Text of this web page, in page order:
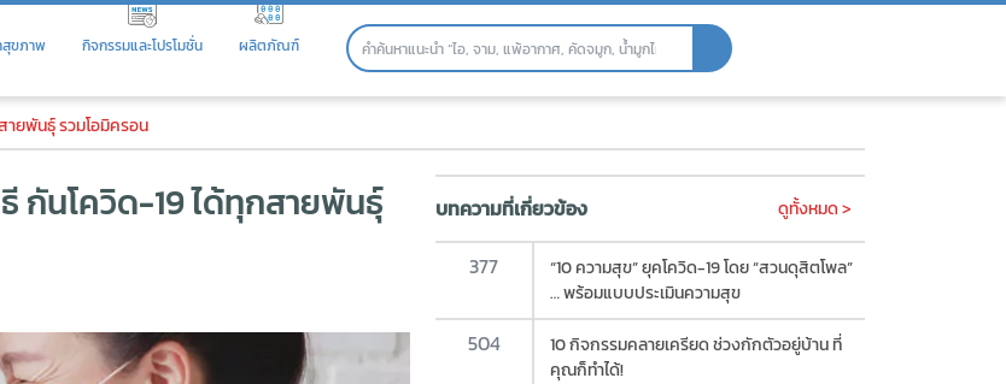
ขภาพ กิจกรรมและโปรโมชั่น ผลิตภัณฑ์
นโควิด-19 ได้ทุกสายพันธุ์ รวมโอมิครอน
ยพันธุ์ รวมโอมิครอน
กันโควิด-19 ได้ทุกสายพันธุ์
บทความที่เกี่ยวข้อง ดูทั้งหมด >
377
“10 ความสุข” ยุคโควิด-19 โดย “สวนดุสิตโพล”
… พร้อมแบบประเมินความสุข
504
10 กิจกรรมคลายเครียด ช่วงกักตัวอยู่บ้าน ที่
คุณก็ทำได้!